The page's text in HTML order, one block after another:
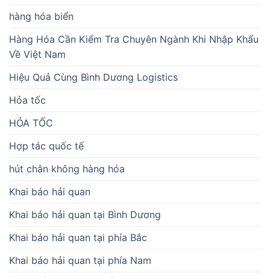
hàng hóa biển
Hàng Hóa Cần Kiểm Tra Chuyên Ngành Khi Nhập Khẩu
Về Việt Nam
Hiệu Quả Cùng Bình Dương Logistics
Hỏa tốc
HỎA TỐC
Hợp tác quốc tế
hút chân không hàng hóa
Khai báo hải quan
Khai báo hải quan tại Bình Dương
Khai báo hải quan tại phía Bắc
Khai báo hải quan tại phía Nam